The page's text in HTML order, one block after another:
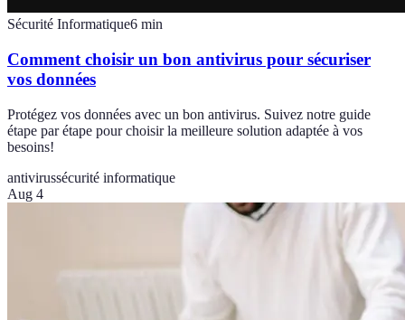
Sécurité Informatique6 min
Comment choisir un bon antivirus pour sécuriser
vos données
Protégez vos données avec un bon antivirus. Suivez notre guide
étape par étape pour choisir la meilleure solution adaptée à vos
besoins!
antivirussécurité informatique
Aug 4